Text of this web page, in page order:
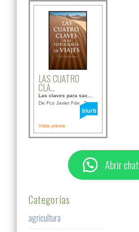
LAS CUATRO
CLA...
Las claves para sac...
De Fco Javier Fdez B...
Vista previa
Abrir chat
Categorías
agricultura